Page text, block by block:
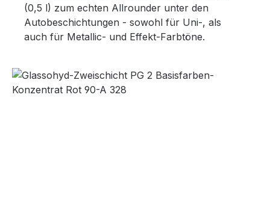
(0,5 l) zum echten Allrounder unter den
Autobeschichtungen - sowohl für Uni-, als
auch für Metallic- und Effekt-Farbtöne.
Bildergalerie überspringen